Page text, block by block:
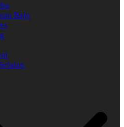
Bajo